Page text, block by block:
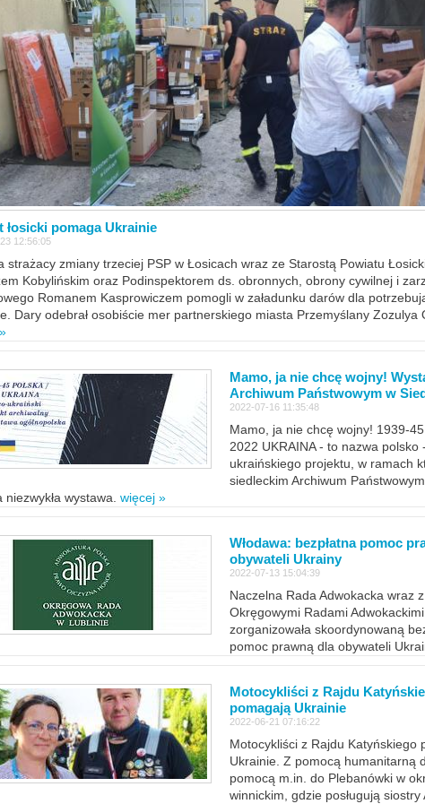
łosicki pomaga Ukrainie
12:56:05
strażacy zmiany trzeciej PSP w Łosicach wraz ze Starostą Powiatu
Kobylińskim oraz Podinspektorem ds. obronnych, obrony cywilnej i
Romanem Kasprowiczem pomogli w załadunku darów dla
Dary odebrał osobiście mer partnerskiego miasta Przemyślany Zozulya
Mamo, ja nie chcę wojny!
Archiwum Państwowym w
2022-07-16 11:35:48
Mamo, ja nie chcę wojny! 1939-
2022 UKRAINA - to nazwa polsko -
ukraińskiego projektu, w ramach
siedleckim Archiwum
niezwykła wystawa. więcej »
Włodawa: bezpłatna pomoc
obywateli Ukrainy
2022-07-13 15:04:39
Naczelna Rada Adwokacka wraz z
Okręgowymi Radami Adwokackimi
zorganizowała skoordynowaną
pomoc prawną dla obywateli
Motocykliści z Rajdu
pomagają Ukrainie
2022-06-21 07:16:22
Motocykliści z Rajdu Katyńskiego
Ukrainie. Z pomocą humanitarną
pomocą m.in. do Plebanówki w
winnickim, gdzie posługują siostry